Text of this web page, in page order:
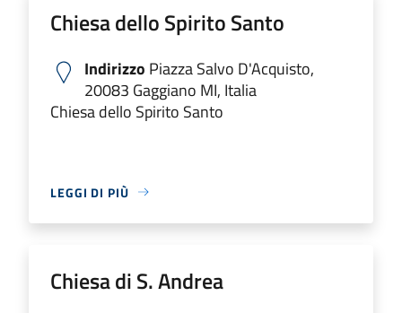
Chiesa dello Spirito Santo
Indirizzo Piazza Salvo D'Acquisto,
20083 Gaggiano MI, Italia
Chiesa dello Spirito Santo
LEGGI DI PIÙ
Chiesa di S. Andrea